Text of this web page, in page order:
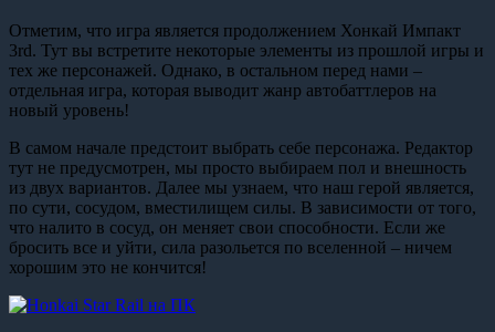
Отметим, что игра является продолжением Хонкай Импакт
3rd. Тут вы встретите некоторые элементы из прошлой игры и
тех же персонажей. Однако, в остальном перед нами –
отдельная игра, которая выводит жанр автобаттлеров на
новый уровень!
В самом начале предстоит выбрать себе персонажа. Редактор
тут не предусмотрен, мы просто выбираем пол и внешность
из двух вариантов. Далее мы узнаем, что наш герой является,
по сути, сосудом, вместилищем силы. В зависимости от того,
что налито в сосуд, он меняет свои способности. Если же
бросить все и уйти, сила разольется по вселенной – ничем
хорошим это не кончится!